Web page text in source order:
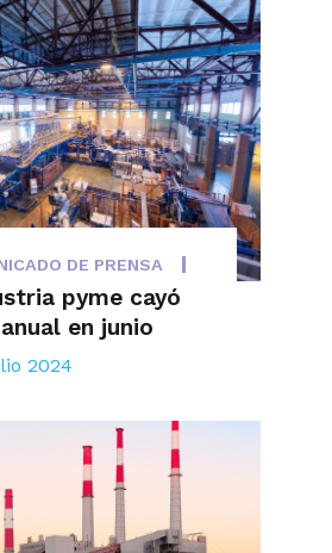
DE PRENSA
pyme cayó
en junio
2024